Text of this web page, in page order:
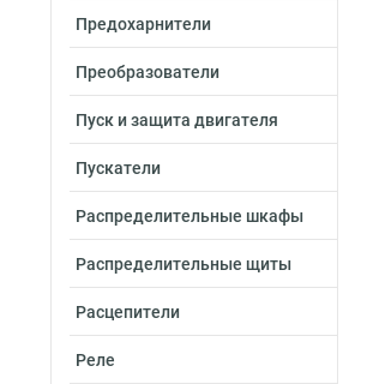
Предохарнители
Преобразователи
Пуск и защита двигателя
Пускатели
Распределительные шкафы
Распределительные щиты
Расцепители
Реле